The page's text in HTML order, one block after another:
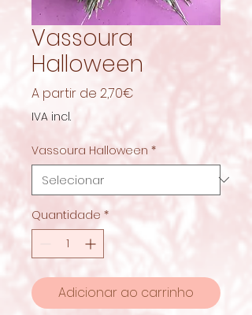
Vassoura
Halloween
A partir de 2,70€
IVA incl.
Vassoura Halloween *
Quantidade *
Adicionar ao carrinho